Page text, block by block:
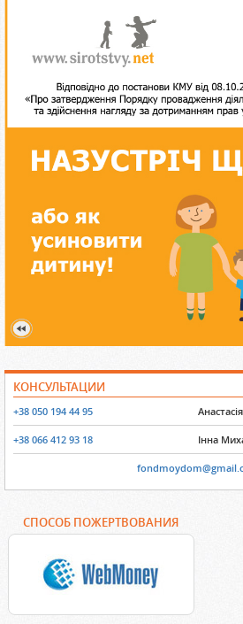
КОНСУЛЬТАЦИИ
+38 050 194 44 95
+38 066 412 93 18 Інна
СПОСОБ ПОЖЕРТВОВАНИЯ